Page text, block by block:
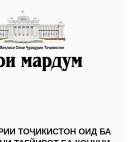
ТОҶИКИСТОН ОИД БА